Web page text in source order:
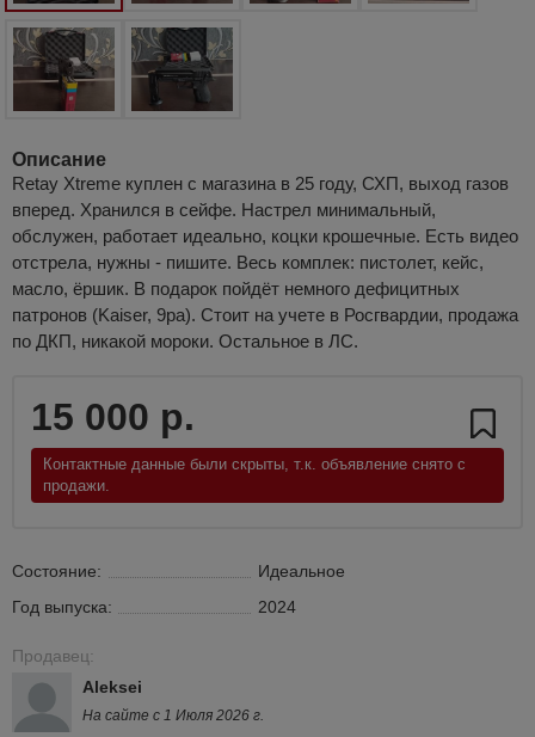
Описание
Retay Xtreme куплен с магазина в 25 году, СХП, выход газов
вперед. Хранился в сейфе. Настрел минимальный,
обслужен, работает идеально, коцки крошечные. Есть видео
отстрела, нужны - пишите. Весь комплек: пистолет, кейс,
масло, ёршик. В подарок пойдёт немного дефицитных
патронов (Kaiser, 9pa). Стоит на учете в Росгвардии, продажа
по ДКП, никакой мороки. Остальное в ЛС.
15 000 р.
Контактные данные были скрыты, т.к. объявление снято с
продажи.
Состояние:
Идеальное
Год выпуска:
2024
Продавец:
Aleksei
На сайте с 1 Июля 2026 г.